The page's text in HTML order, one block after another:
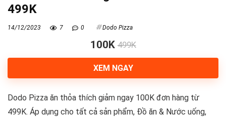
499K
14/12/2023 7 0 Dodo Pizza
100K 499K
XEM NGAY
Dodo Pizza ăn thỏa thích giảm ngay 100K đơn hàng từ
499K. Áp dụng cho tất cả sản phẩm, Đồ ăn & Nước uống,